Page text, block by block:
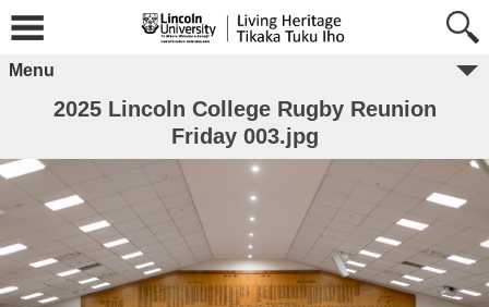
Menu
2025 Lincoln College Rugby Reunion
Friday 003.jpg